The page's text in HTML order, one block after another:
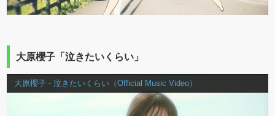
大原櫻子「泣きたいくらい」
大原櫻子 - 泣きたいくらい（Official Music Video）